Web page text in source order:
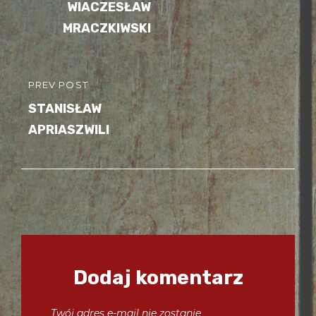
wpisu
PREVIOUS
POST
PREV POST
STANISŁAW
APRIASZWILI
POST WIACZESŁAW
MRACZKIWSKI
Dodaj komentarz
Twój adres e-mail nie zostanie